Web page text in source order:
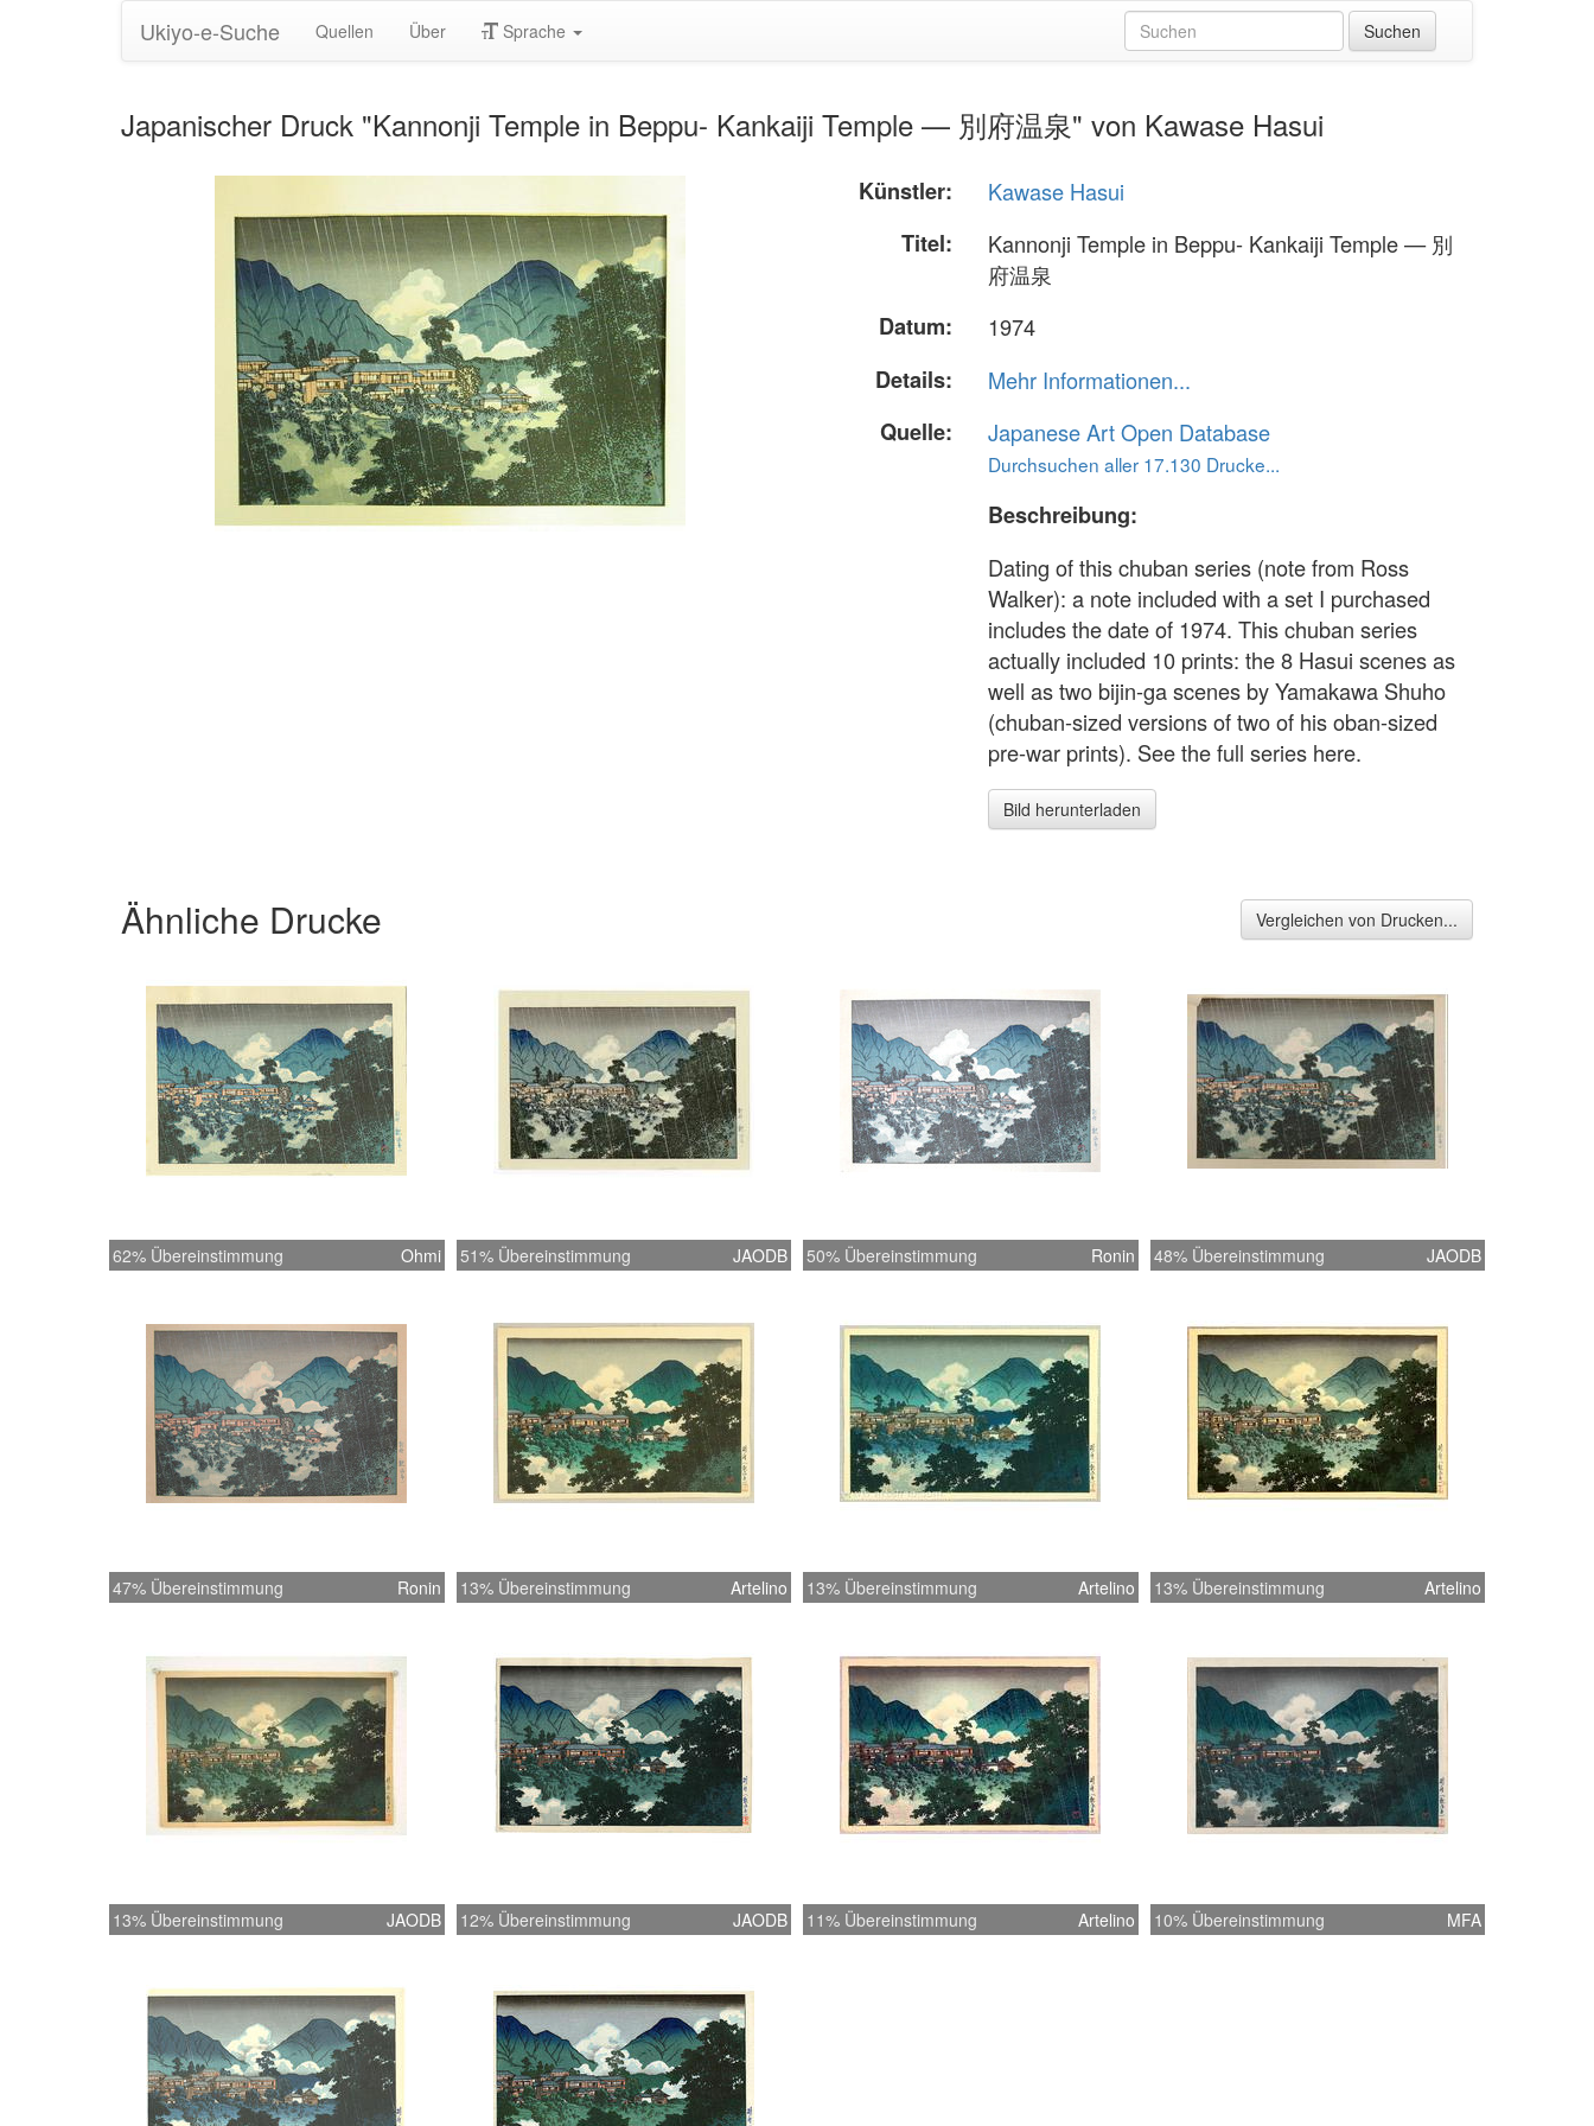
Ukiyo-e-Suche Quellen Über Sprache
Japanischer Druck "Kannonji Temple in Beppu- Kankaiji Temple — 別府温泉" von Kawase Hasui
Künstler:
Kawase Hasui
Titel:
Kannonji Temple in Beppu- Kankaiji Temple — 別
府温泉
Datum:
1974
Details:
Mehr Informationen...
Quelle:
Japanese Art Open Database
Durchsuchen aller 17.130 Drucke...
Beschreibung:
Dating of this chuban series (note from Ross
Walker): a note included with a set I purchased
includes the date of 1974. This chuban series
actually included 10 prints: the 8 Hasui scenes as
well as two bijin-ga scenes by Yamakawa Shuho
(chuban-sized versions of two of his oban-sized
pre-war prints). See the full series here.
Bild herunterladen
Ähnliche Drucke Vergleichen von Drucken...
62% Übereinstimmung Ohmi 51% Übereinstimmung JAODB 50% Übereinstimmung Ronin 48% Übereinstimmung JAODB
47% Übereinstimmung Ronin 13% Übereinstimmung Artelino 13% Übereinstimmung Artelino 13% Übereinstimmung Artelino
13% Übereinstimmung JAODB 12% Übereinstimmung JAODB 11% Übereinstimmung Artelino 10% Übereinstimmung MFA